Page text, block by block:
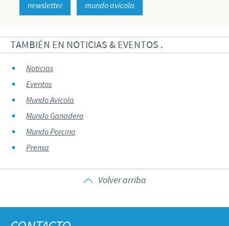
newsletter
mundo avícola
TAMBIÉN EN NOTICIAS & EVENTOS .
Noticias
Eventos
Mundo Avícola
Mundo Ganadero
Mundo Porcino
Prensa
Volver arriba